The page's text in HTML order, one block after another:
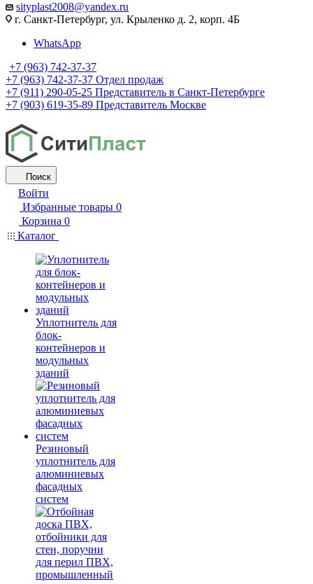
sityplast2008@yandex.ru
г. Санкт-Петербург, ул. Крыленко д. 2, корп. 4Б
WhatsApp
+7 (963) 742-37-37
+7 (963) 742-37-37 Отдел продаж
+7 (911) 290-05-25 Представитель в Санкт-Петербурге
+7 (903) 619-35-89 Представитель Москве
Поиск
Войти
Избранные товары 0
Корзина 0
Каталог
Уплотнитель для
блок-
контейнеров и
модульных
зданий
Резиновый
уплотнитель для
алюминиевых
фасадных
систем